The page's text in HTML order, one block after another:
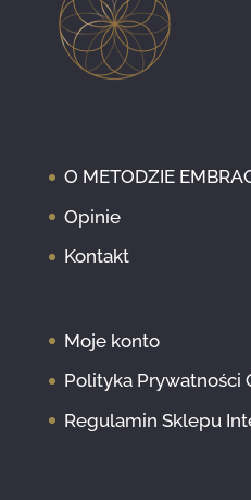
O METODZIE
Opinie
Kontakt
Moje konto
Polityka Prywatności
Regulamin Sklepu